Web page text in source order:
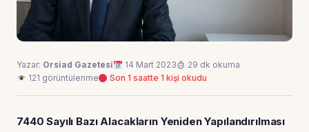
Yazar: Orsiad Gazetesi 14 Mart 2023
29 dk okuma
121 görüntülenme
Son 1 saatte 1 kişi okudu
7440 Sayılı Bazı Alacakların Yeniden Yapılandırılması